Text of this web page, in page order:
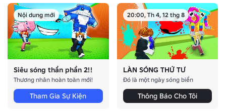
Nội dung mới
Siêu sóng thần phần 2!!
Thương nhân hoàn toàn mới!
Tham Gia Sự Kiện
20:00, Th 4, 12 thg 8
LÀN SÓNG THỨ TƯ
Đó là một ngày sóng biển
Thông Báo Cho Tôi